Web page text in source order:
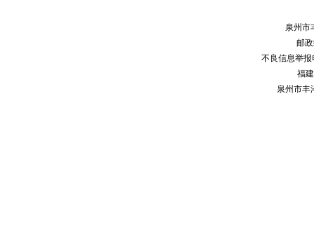
泉州市
邮
不良信息举报
福
泉州市丰